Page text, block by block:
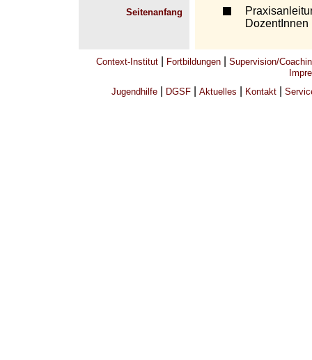
Seitenanfang
DozentInnen
Context-Institut Fortbildungen
Supervision/
Jugendhilfe| DGSF| Aktuelles Kontakt|